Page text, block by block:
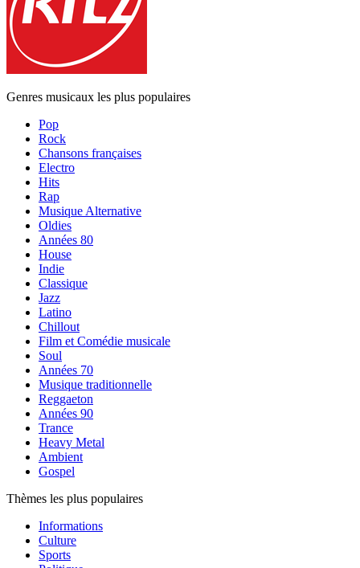
Genres musicaux les plus populaires
Pop
Rock
Chansons françaises
Electro
Hits
Rap
Musique Alternative
Oldies
Années 80
House
Indie
Classique
Jazz
Latino
Chillout
Film et Comédie musicale
Soul
Années 70
Musique traditionnelle
Reggaeton
Années 90
Trance
Heavy Metal
Ambient
Gospel
Thèmes les plus populaires
Informations
Culture
Sports